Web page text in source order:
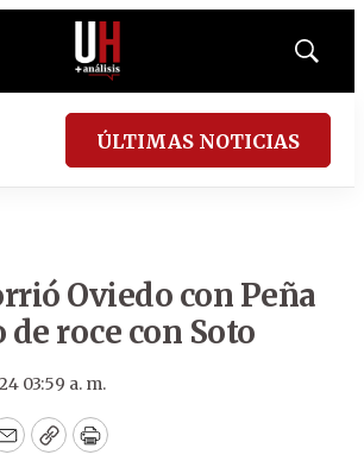
Mostrar
ÚLTIMAS NOTICIAS
Oviedo con Peña
roce con Soto
03:59 a. m.
EmailCopyPrint